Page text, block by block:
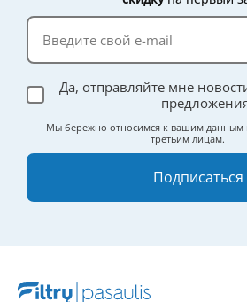
Да, отправляйте мне
Мы бережно относимся к вашим данным
третьим лицам.
Подписаться